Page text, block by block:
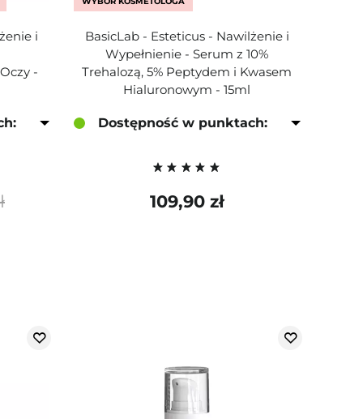
i
-
BasicLab - Esteticus - Nawilżenie i
Wypełnienie - Serum z 10%
Trehalozą, 5% Peptydem i Kwasem
Hialuronowym - 15ml
Dostępność w punktach:
109,90 zł